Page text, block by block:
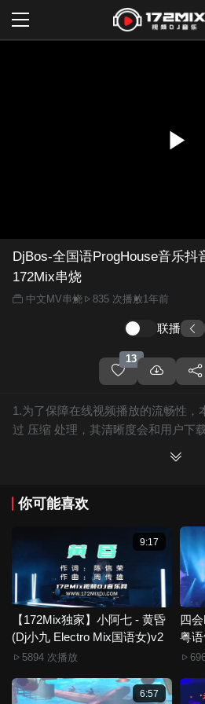
DjBos-全国语ProgHouse音乐抖
172Mix串烧
中文MV串烧 835 次播放1年前
联播
13
1.为了保障在线视频播放的流畅性，
过 压缩 处理，其清晰度会和用户下
保证高清晰。
3.如果你喜欢 《DjBos-全国语
专辑172Mix串烧》，赶快介绍给你
4.如果您发现 《DjBos-全国语
专辑172Mix串烧》视频存在分类错
的问题，请点击这里进行 我要纠错
5.172Mix舞曲视频网禁止发布违规
关违规违法内容，请点击这里进行
将严肃处理！！
有。因平台无法一一准确审核资源的
你可能喜欢
9:17
【172Mix独家】小阿七 - 黄昏
(Dj小九 Electro Mix国语女)v2
5894 次播放
四
粤
专
6:57